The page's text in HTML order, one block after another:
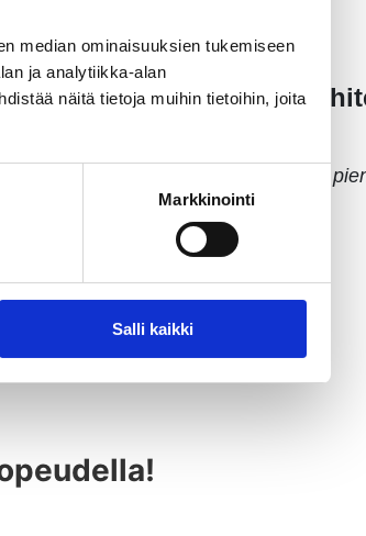
median ominaisuuksien tukemiseen
ja analytiikka-alan
näitä tietoja muihin tietoihin, joita
Markkinointi
Salli kaikki
datakeskuksella.
projektissa
ja muita kohteita, joissa tarvitaan
etäohjattavan ja